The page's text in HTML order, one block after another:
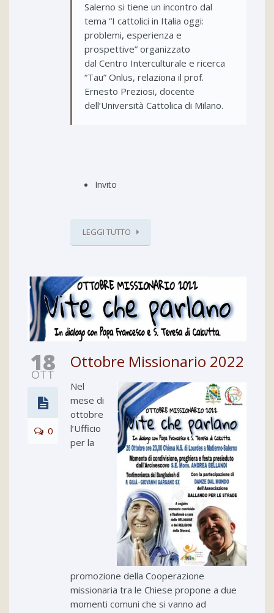
Salerno si tiene un incontro dal
tema “I cattolici in Italia oggi:
problemi, esperienza e
prospettive” organizzato
dal Centro Interculturale e ricerca
“Tau” Onlus, relaziona il prof.
Ernesto Preziosi, docente
dell’Università Cattolica di Milano.
Invito
LEGGI TUTTO
18
OTT
0
Ottobre Missionario 2022
Nel
mese di
ottobre
l’Ufficio
per la
promozione della Cooperazione
missionaria tra le Chiese propone a due
momenti comuni che si vanno ad